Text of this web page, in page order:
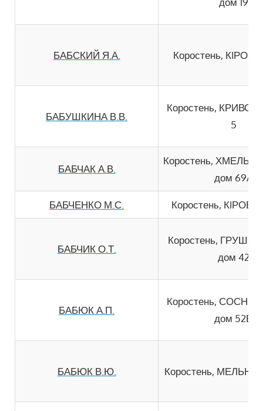
БАБСКИЙ Я.А. Коростень,
БАБУШКИНА В.В.
Коростень,
5
БАБЧАК А.В.
Коростень,
дом 69А
БАБЧЕНКО М.С. Коростень, КIРОВА
БАБЧИК О.Т.
Коростень,
дом 42
БАБЮК А.П.
Коростень,
дом 52Б
БАБЮК В.Ю. Коростень,